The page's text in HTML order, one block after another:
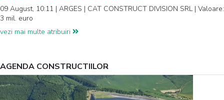
09 August, 10:11 | ARGES | CAT CONSTRUCT DIVISION SRL | Valoare:
3 mil. euro
vezi mai multe atribuiri
AGENDA CONSTRUCTIILOR